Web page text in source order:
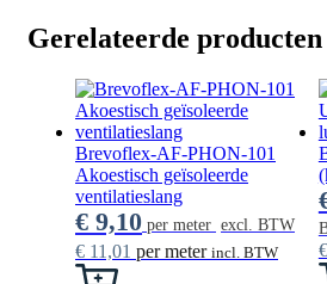
Gerelateerde producten
Brevoflex-AF-PHON-101
Akoestisch geïsoleerde
ventilatieslang
€ 11,01 per meter incl. BTW
€ 9,10 per meter excl. BTW
Dit
€